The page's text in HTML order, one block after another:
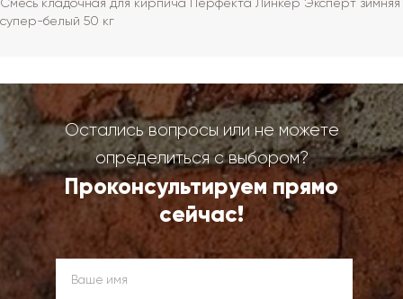
супер-белый 50 кг
Остались вопросы или не можете
определиться с выбором?
Проконсультируем прямо
сейчас!